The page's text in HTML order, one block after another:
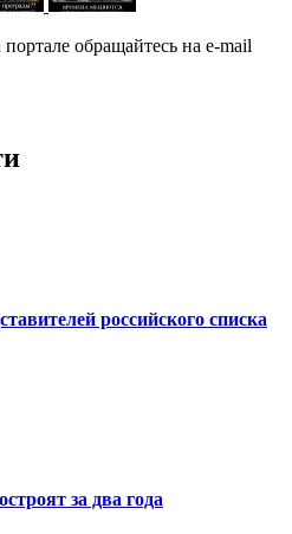
обращайтесь на e-mail
российского списка
за два года